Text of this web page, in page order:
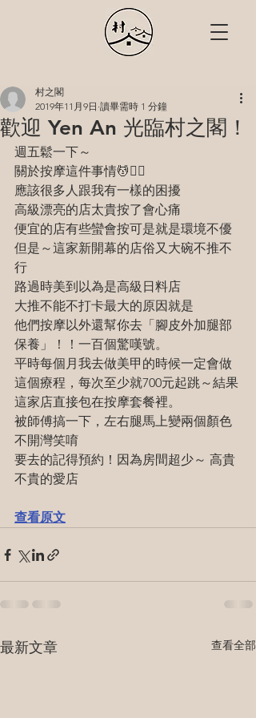
歡迎 Yen An 光臨村之閣！
村之閣
2019年11月9日 讀畢需時 1 分鐘
週五鬆一下～
關於按摩這件事情💆💆‍♂️
應該很多人跟我有一樣的困擾
高級漂亮的店太貴按了會心痛
便宜的店有些蠻會按可是就是環境不優
但是～這家新開幕的店俗又大碗不推不
行
路過時美到以為是高級日料店
大推不能不打卡最大的原因就是
他們按摩以外還幫你去「腳皮外加腿部
保養」！！一百個驚嘆號。
平時每個月我去做美甲的時候一定會做
這個療程，每次至少就700元起跳～結果
這家店直接包在按摩套餐裡。
被師傅搞一下，左右腿馬上變兩個顏色
不開灣笑唷
要去的記得預約！因為房間超少～ 高貴
不貴的愛店
查看原文
最新文章 查看全部